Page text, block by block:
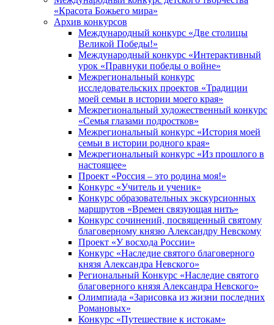
«Красота Божьего мира»
Архив конкурсов
Международный конкурс «Две столицы
Великой Победы!»
Международный конкурс «Интерактивный
урок «Правнуки победы о войне»
Межрегиональный конкурс
исследовательских проектов «Традиции
моей семьи в истории моего края»
Межрегиональный художественный конкурс
«Семья глазами подростков»
Межрегиональный конкурс «История моей
семьи в истории родного края»
Межрегиональный конкурс «Из прошлого в
настоящее»
Проект «Россия – это родина моя!»
Конкурс «Учитель и ученик»
Конкурс образовательных экскурсионных
маршрутов «Времен связующая нить»
Конкурс сочинений, посвященный святому
благоверному князю Александру Невскому
Проект «У восхода России»
Конкурс «Наследие святого благоверного
князя Александра Невского»
Региональный Конкурс «Наследие святого
благоверного князя Александра Невского»
Олимпиада «Зарисовка из жизни последних
Романовых»
Конкурс «Путешествие к истокам»